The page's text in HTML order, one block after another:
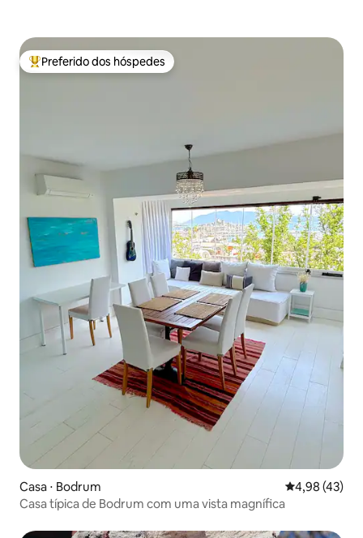
Entre os melhores preferidos dos hóspedes
Preferido dos hóspedes
Casa ⋅ Bodrum 4,98 de uma
4,98 (43)
Casa típica de Bodrum com uma vista magnífica